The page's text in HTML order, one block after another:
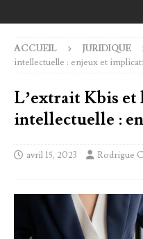
ACCUEIL JURIDIQUE
intellectuelle : enjeux et
L’extrait Kbis
intellectuelle :
avril 15, 2023 Rodrigue